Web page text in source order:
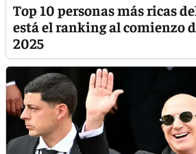
Top 10 personas más ricas
está el ranking al comienzo
2025